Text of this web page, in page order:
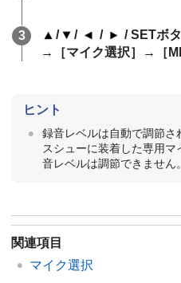
/ / / / SETボタ
→［マイク選択］→［MI
ヒント
録音レベルは自動で調節さ
スシューに装着した専用
音レベルは調節できません。
関連項目
マイク選択